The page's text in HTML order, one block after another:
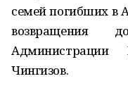
семей погибших в
возвращения
Чингизов.